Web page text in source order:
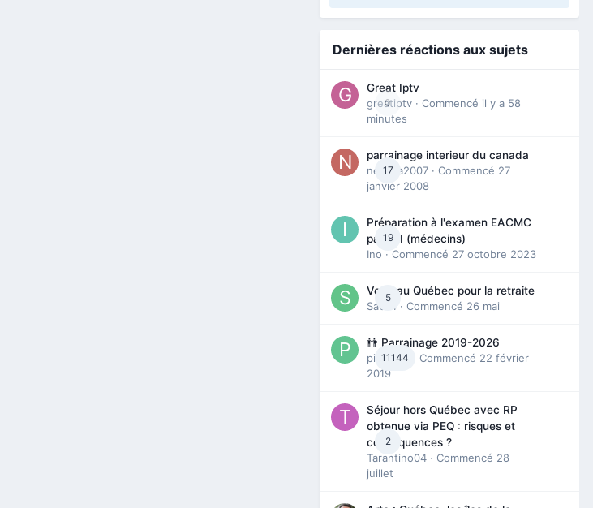
Dernières réactions aux sujets
0
Great Iptv
greatiptv · Commencé il y a 58
minutes
17
parrainage interieur du canada
nedjma2007 · Commencé 27
janvier 2008
19
Préparation à l'examen EACMC
partie I (médecins)
Ino · Commencé 27 octobre 2023
5
Venir au Québec pour la retraite
Sab74 · Commencé 26 mai
11144
👬 Parrainage 2019-2026
piinoush
· Commencé 22 février
2019
2
Séjour hors Québec avec RP
obtenue via PEQ : risques et
conséquences ?
Tarantino04 · Commencé 28
juillet